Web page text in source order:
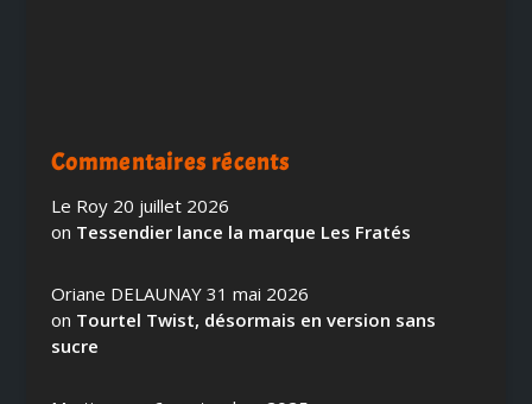
Commentaires récents
Le Roy 20 juillet 2026
on Tessendier lance la marque Les Fratés
Oriane DELAUNAY 31 mai 2026
on Tourtel Twist, désormais en version sans
sucre